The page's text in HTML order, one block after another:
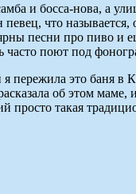
и босса-нова, а
что
песни про пиво и
часто поют под
пережила это баня в
об этом
просто такая